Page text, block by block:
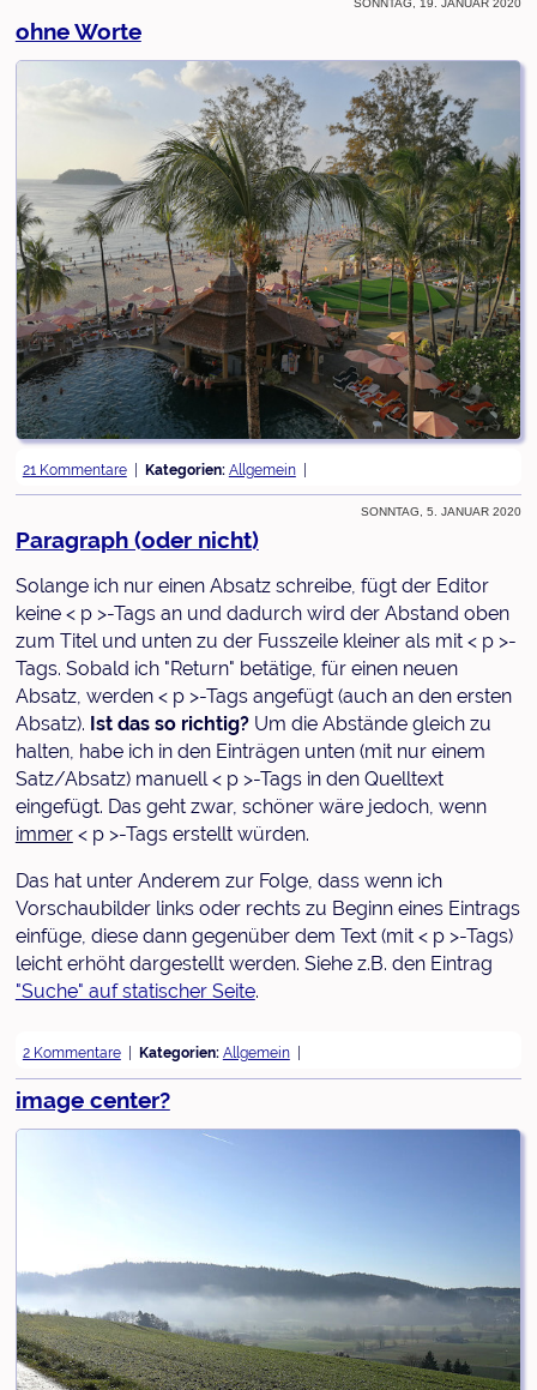
ohne Worte
21 Kommentare Kategorien: Allgemein
Sonntag, 5. Januar 2020
Paragraph (oder nicht)
Solange ich nur einen Absatz schreibe, fügt der Editor
keine < p >-Tags an und dadurch wird der Abstand oben
zum Titel und unten zu der Fusszeile kleiner als mit < p >-
Tags. Sobald ich "Return" betätige, für einen neuen
Absatz, werden < p >-Tags angefügt (auch an den ersten
Absatz). Ist das so richtig? Um die Abstände gleich zu
halten, habe ich in den Einträgen unten (mit nur einem
Satz/Absatz) manuell < p >-Tags in den Quelltext
eingefügt. Das geht zwar, schöner wäre jedoch, wenn
immer< p >-Tags erstellt würden.
Das hat unter Anderem zur Folge, dass wenn ich
Vorschaubilder links oder rechts zu Beginn eines Eintrags
einfüge, diese dann gegenüber dem Text (mit < p >-Tags)
leicht erhöht dargestellt werden. Siehe z.B. den Eintrag
"Suche" auf statischer Seite.
2 Kommentare Kategorien: Allgemein
image center?